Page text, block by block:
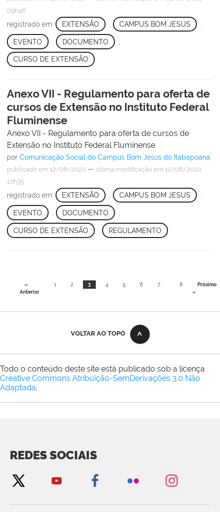
09h46
registrado em: EXTENSÃO CAMPUS BOM JESUS
EVENTO DOCUMENTO
CURSO DE EXTENSÃO
Anexo VII - Regulamento para oferta de
cursos de Extensão no Instituto Federal
Fluminense
Anexo VII - Regulamento para oferta de cursos de
Extensão no Instituto Federal Fluminense
por Comunicação Social do Campus Bom Jesus do Itabapoana
publicado em 12/08/2020 — última modificação em 12/08/2020
17h35
registrado em: EXTENSÃO CAMPUS BOM JESUS
EVENTO DOCUMENTO
CURSO DE EXTENSÃO REGULAMENTO
«
Anterior
1 2 3 4 5 6 7 8
Próximo
»
VOLTAR AO TOPO
Todo o conteúdo deste site está publicado sob a licença
Creative Commons Atribuição-SemDerivações 3.0 Não
Adaptada.
REDES SOCIAIS